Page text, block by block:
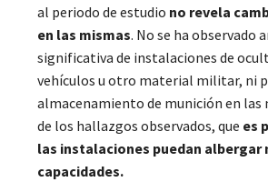
al periodo de estudio no revela
en las mismas. No se ha observado
significativa de instalaciones de
vehículos u otro material militar, ni
almacenamiento de munición en las
de los hallazgos observados, que es
las instalaciones puedan albergar
capacidades.